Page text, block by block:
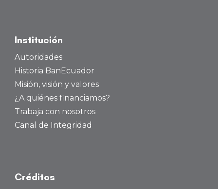
Institución
Autoridades
Historia BanEcuador
Misión, visión y valores
¿A quiénes financiamos?
Trabaja con nosotros
Canal de Integridad
Créditos